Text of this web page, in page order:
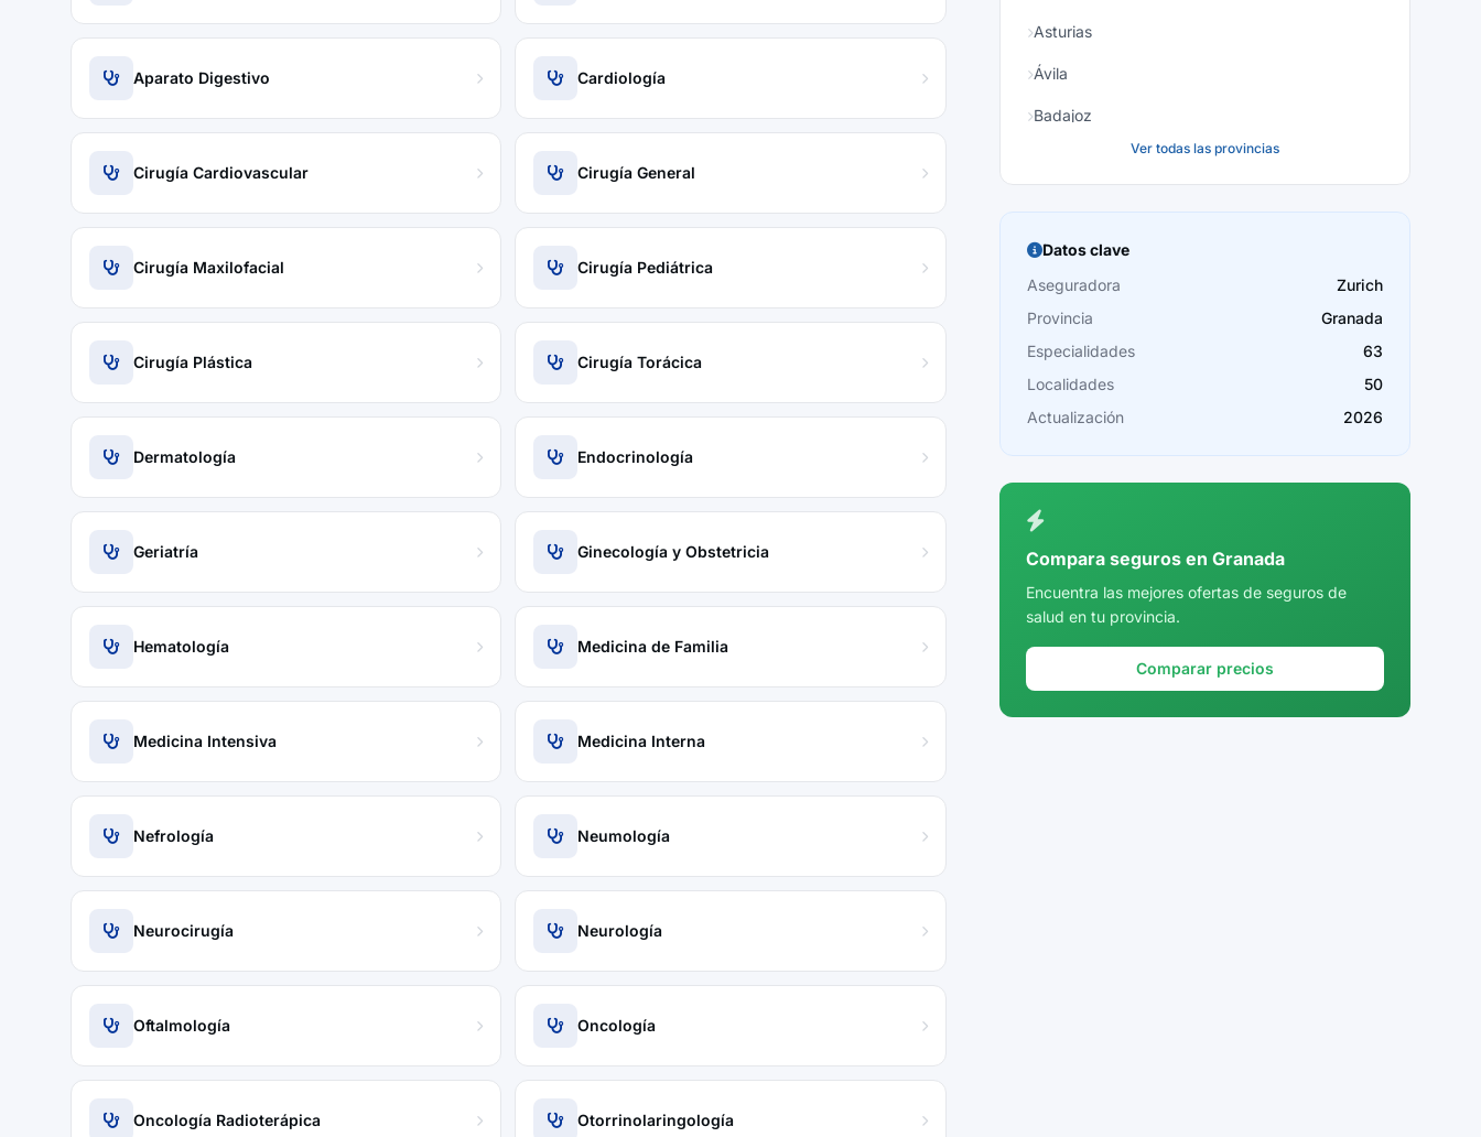
Aparato Digestivo Cardiología
Cirugía Cardiovascular Cirugía General
Cirugía Maxilofacial Cirugía Pediátrica
Cirugía Plástica Cirugía Torácica
Dermatología Endocrinología
Geriatría Ginecología y Obstetricia
Hematología Medicina de Familia
Medicina Intensiva Medicina Interna
Nefrología Neumología
Neurocirugía Neurología
Oftalmología Oncología
Oncología Radioterápica Otorrinolaringología
Asturias
Ávila
Badajoz
Burgos
Cáceres
Cádiz
Cantabria
Castellón
Córdoba
Cuenca
Girona
Ver todas las provincias
Datos clave
Aseguradora
Zurich
Provincia
Granada
Especialidades
63
Localidades
50
Actualización
2026
Compara seguros en Granada
Encuentra las mejores ofertas de seguros de
salud en tu provincia.
Comparar precios